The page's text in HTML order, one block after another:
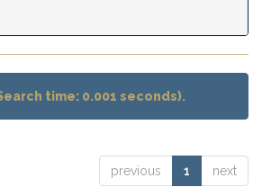
time: 0.001 seconds).
previous 1 next